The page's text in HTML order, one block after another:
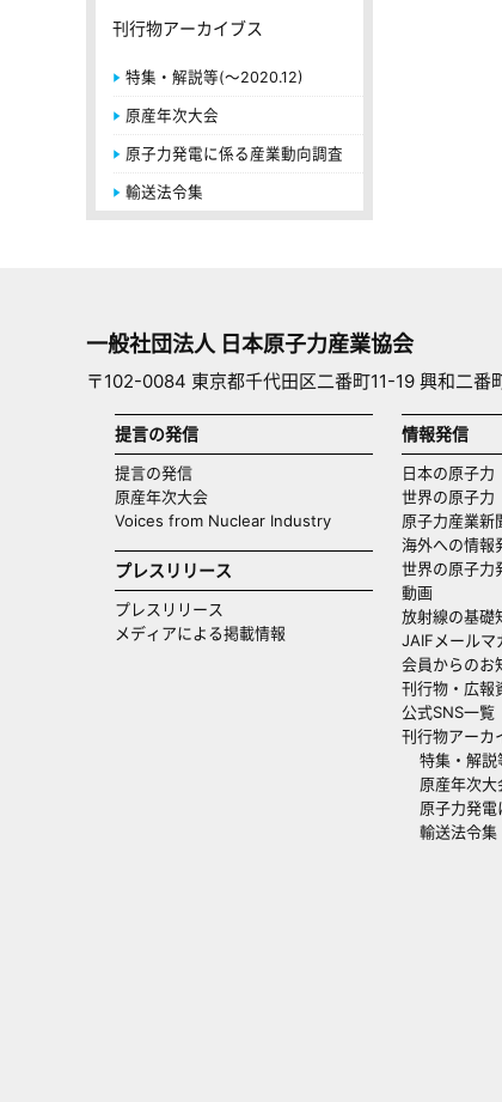
刊行物アーカイブス
特集・解説等(～2020.12)
原産年次大会
原子力発電に係る産業動向調査
輸送法令集
一般社団法人 日本原子力産業協会
〒102-0084 東京都千代田区二番町11-19 興和二番
提言の発信
提言の発信
原産年次大会
Voices from Nuclear Industry
プレスリリース
プレスリリース
メディアによる掲載情報
情報発信
日本の原子力
世界の原子力
原子力産業新
海外への情報
世界の原子力
動画
放射線の基礎
JAIFメールマ
会員からのお
刊行物・広報
公式SNS一覧
刊行物アーカ
特集・解
原産年次大
原子力発
輸送法令集